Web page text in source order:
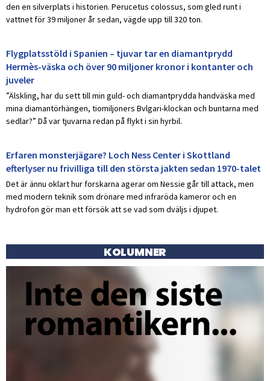
den en silverplats i historien. Perucetus colossus, som gled runt i
vattnet för 39 miljoner år sedan, vägde upp till 320 ton.
Flygplatsstöld i Spanien – tjuvar tar en diamantprydd
Hermès-väska och över 90 miljoner kronor i kontanter och
juveler
”Älskling, har du sett till min guld- och diamantprydda handväska med
mina diamantörhängen, tiomiljoners Bvlgari-klockan och buntarna med
sedlar?” Då var tjuvarna redan på flykt i sin hyrbil.
Erfaren monsterjägare? Loch Ness Center i Skottland
efterlyser nu frivilliga till den största jakten sedan 1970-talet
Det är ännu oklart hur forskarna agerar om Nessie går till attack, men
med modern teknik som drönare med infraröda kameror och en
hydrofon gör man ett försök att se vad som dväljs i djupet.
KOLUMNER